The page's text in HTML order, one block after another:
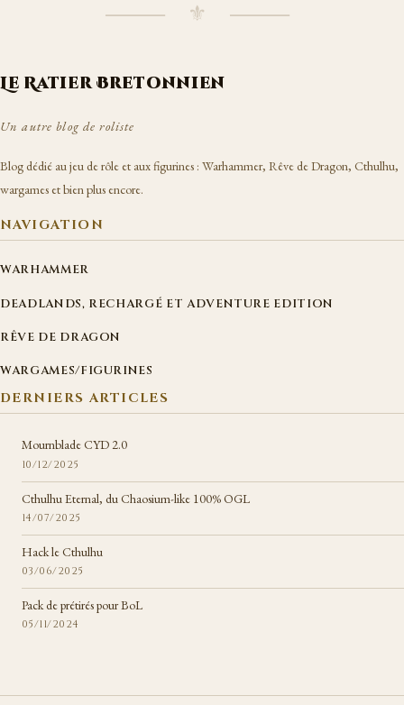
⸻ ⚜ ⸻
Le Ratier Bretonnien
Un autre blog de roliste
Blog dédié au jeu de rôle et aux figurines : Warhammer, Rêve de Dragon, Cthulhu,
wargames et bien plus encore.
NAVIGATION
WARHAMMER
DEADLANDS, RECHARGÉ ET ADVENTURE EDITION
RÊVE DE DRAGON
WARGAMES/FIGURINES
DERNIERS ARTICLES
Mournblade CYD 2.0
10/12/2025
Cthulhu Eternal, du Chaosium-like 100% OGL
14/07/2025
Hack le Cthulhu
03/06/2025
Pack de prétirés pour BoL
05/11/2024